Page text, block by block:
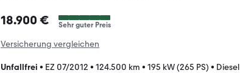
18.900 € Sehr guter Preis
Versicherung vergleichen
Unfallfrei • EZ 07/2012 • 124.500 km • 195 kW (265 PS) • Diesel